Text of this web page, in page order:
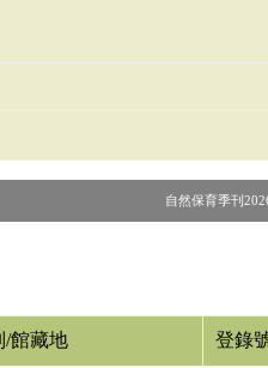
自然保育季刊
/館藏地 登錄